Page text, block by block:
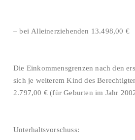
– bei Alleinerziehenden 13.498,00 €
Die Einkommensgrenzen nach den
sich je weiterem Kind des
2.797,00 € (für Geburten im Jahr
Unterhaltsvorschuss: